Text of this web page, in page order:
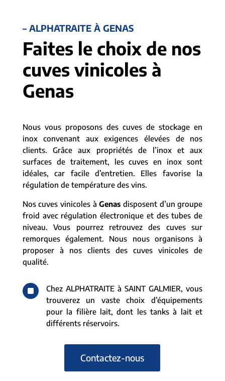
– ALPHATRAITE À GENAS
Faites le choix de nos
cuves vinicoles à
Genas
Nous vous proposons des cuves de stockage en
inox convenant aux exigences élevées de nos
clients. Grâce aux propriétés de l’inox et aux
surfaces de traitement, les cuves en inox sont
idéales, car facile d’entretien. Elles favorise la
régulation de température des vins.
Nos cuves vinicoles àGenas disposent d’un groupe
froid avec régulation électronique et des tubes de
niveau. Vous pourrez retrouvez des cuves sur
remorques également. Nous nous organisons à
proposer à nos clients des cuves vinicoles de
qualité.
^
Chez ALPHATRAITE à SAINT GALMIER, vous
trouverez un vaste choix d’équipements
pour la filière lait, dont les tanks à lait et
différents réservoirs.
Contactez-nous